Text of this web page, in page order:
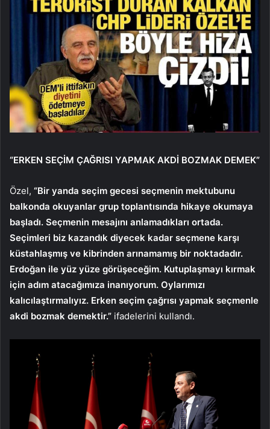
“ERKEN SEÇİM ÇAĞRISI YAPMAK AKDİ BOZMAK DEMEK”
Özel, “Bir yanda seçim gecesi seçmenin mektubunu
balkonda okuyanlar grup toplantısında hikaye okumaya
başladı. Seçmenin mesajını anlamadıkları ortada.
Seçimleri biz kazandık diyecek kadar seçmene karşı
küstahlaşmış ve kibrinden arınamamış bir noktadadır.
Erdoğan ile yüz yüze görüşeceğim. Kutuplaşmayı kırmak
için adım atacağımıza inanıyorum. Oylarımızı
kalıcılaştırmalıyız. Erken seçim çağrısı yapmak seçmenle
akdi bozmak demektir.” ifadelerini kullandı.